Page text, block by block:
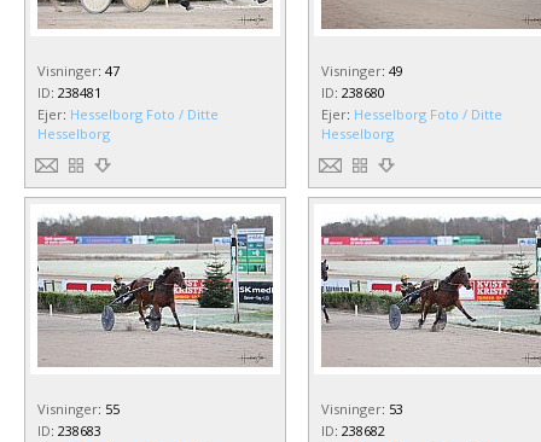
Visninger: 47
ID: 238481
Ejer: Hesselborg Foto / Ditte
Hesselborg
Visninger: 49
ID: 238680
Ejer: Hesselborg Foto / Ditte
Hesselborg
Visninger: 55
ID: 238683
Visninger: 53
ID: 238682